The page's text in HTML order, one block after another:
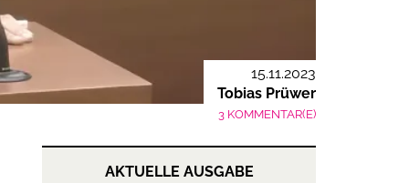
15.11.2023
Tobias Prüwer
3 KOMMENTAR(E)
AKTUELLE AUSGABE